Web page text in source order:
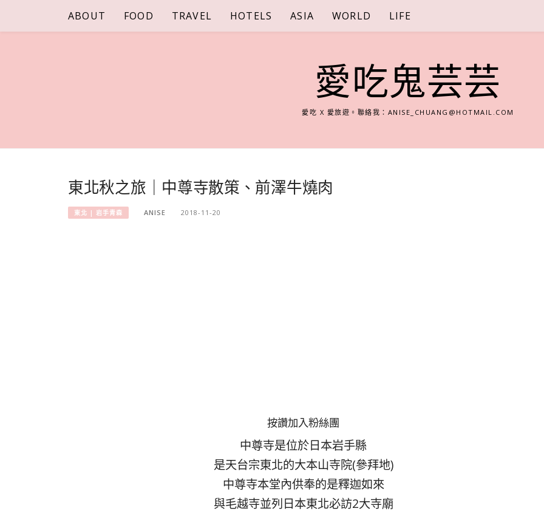
content
ABOUT FOOD TRAVEL HOTELS ASIA WORLD LIFE
愛吃鬼芸芸
愛吃 X 愛旅遊。聯絡我： ANISE_CHUANG@HOTMAIL.COM
東北秋之旅｜中尊寺散策、前澤牛燒肉
東北 | 岩手青森 ANISE 2018-11-20
按讚加入粉絲團
中尊寺是位於日本岩手縣
是天台宗東北的大本山寺院(參拜地)
中尊寺本堂內供奉的是釋迦如來
與毛越寺並列日本東北必訪2大寺廟